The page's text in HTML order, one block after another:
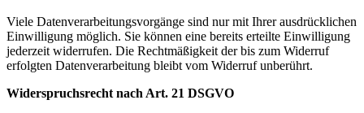
Viele Datenverarbeitungsvorgänge sind nur mit Ihrer ausdrücklichen
Einwilligung möglich. Sie können eine bereits erteilte Einwilligung
jederzeit widerrufen. Die Rechtmäßigkeit der bis zum Widerruf
erfolgten Datenverarbeitung bleibt vom Widerruf unberührt.
Widerspruchsrecht nach Art. 21 DSGVO